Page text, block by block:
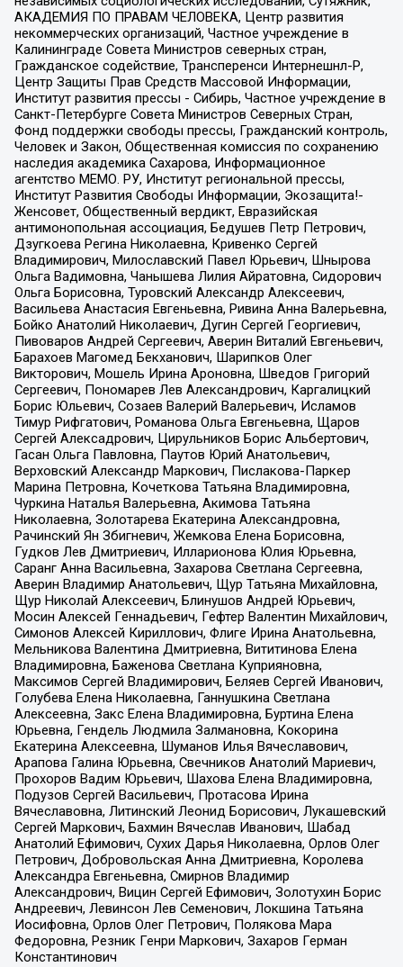
АКАДЕМИЯ ПО ПРАВАМ ЧЕЛОВЕКА, Центр развития
некоммерческих организаций, Частное учреждение в
Калининграде Совета Министров северных стран,
Гражданское содействие, Трансперенси Интернешнл-Р,
Центр Защиты Прав Средств Массовой Информации,
Институт развития прессы - Сибирь, Частное учреждение в
Санкт-Петербурге Совета Министров Северных Стран,
Фонд поддержки свободы прессы, Гражданский контроль,
Человек и Закон, Общественная комиссия по сохранению
наследия академика Сахарова, Информационное
агентство МЕМО. РУ, Институт региональной прессы,
Институт Развития Свободы Информации, Экозащита!-
Женсовет, Общественный вердикт, Евразийская
антимонопольная ассоциация, Бедушев Петр Петрович,
Дзугкоева Регина Николаевна, Кривенко Сергей
Владимирович, Милославский Павел Юрьевич, Шнырова
Ольга Вадимовна, Чанышева Лилия Айратовна, Сидорович
Ольга Борисовна, Туровский Александр Алексеевич,
Васильева Анастасия Евгеньевна, Ривина Анна Валерьевна,
Бойко Анатолий Николаевич, Дугин Сергей Георгиевич,
Пивоваров Андрей Сергеевич, Аверин Виталий Евгеньевич,
Барахоев Магомед Бекханович, Шарипков Олег
Викторович, Мошель Ирина Ароновна, Шведов Григорий
Сергеевич, Пономарев Лев Александрович, Каргалицкий
Борис Юльевич, Созаев Валерий Валерьевич, Исламов
Тимур Рифгатович, Романова Ольга Евгеньевна, Щаров
Сергей Алексадрович, Цирульников Борис Альбертович,
Гасан Ольга Павловна, Паутов Юрий Анатольевич,
Верховский Александр Маркович, Пислакова-Паркер
Марина Петровна, Кочеткова Татьяна Владимировна,
Чуркина Наталья Валерьевна, Акимова Татьяна
Николаевна, Золотарева Екатерина Александровна,
Рачинский Ян Збигневич, Жемкова Елена Борисовна,
Гудков Лев Дмитриевич, Илларионова Юлия Юрьевна,
Саранг Анна Васильевна, Захарова Светлана Сергеевна,
Аверин Владимир Анатольевич, Щур Татьяна Михайловна,
Щур Николай Алексеевич, Блинушов Андрей Юрьевич,
Мосин Алексей Геннадьевич, Гефтер Валентин Михайлович,
Симонов Алексей Кириллович, Флиге Ирина Анатольевна,
Мельникова Валентина Дмитриевна, Вититинова Елена
Владимировна, Баженова Светлана Куприяновна,
Максимов Сергей Владимирович, Беляев Сергей Иванович,
Голубева Елена Николаевна, Ганнушкина Светлана
Алексеевна, Закс Елена Владимировна, Буртина Елена
Юрьевна, Гендель Людмила Залмановна, Кокорина
Екатерина Алексеевна, Шуманов Илья Вячеславович,
Арапова Галина Юрьевна, Свечников Анатолий Мариевич,
Прохоров Вадим Юрьевич, Шахова Елена Владимировна,
Подузов Сергей Васильевич, Протасова Ирина
Вячеславовна, Литинский Леонид Борисович, Лукашевский
Сергей Маркович, Бахмин Вячеслав Иванович, Шабад
Анатолий Ефимович, Сухих Дарья Николаевна, Орлов Олег
Петрович, Добровольская Анна Дмитриевна, Королева
Александра Евгеньевна, Смирнов Владимир
Александрович, Вицин Сергей Ефимович, Золотухин Борис
Андреевич, Левинсон Лев Семенович, Локшина Татьяна
Иосифовна, Орлов Олег Петрович, Полякова Мара
Федоровна, Резник Генри Маркович, Захаров Герман
Константинович